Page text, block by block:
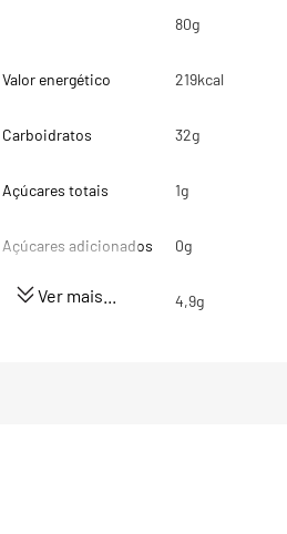
80g
Valor energético 219kcal
Carboidratos 32g
Açúcares totais 1g
Açúcares adicionados 0g
Proteínas 4,9g
Ver mais...